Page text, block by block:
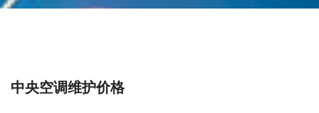
中央空调维护价格